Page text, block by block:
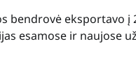
bendrovė eksportavo į
esamose ir naujose